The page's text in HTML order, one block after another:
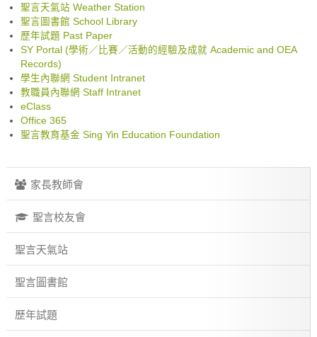
聖言天氣站 Weather Station
聖言圖書館 School Library
歷年試題 Past Paper
SY Portal (學術／比賽／活動的經驗及成就 Academic and OEA
Records)
學生內聯網 Student Intranet
教職員內聯網 Staff Intranet
eClass
Office 365
聖言教育基金 Sing Yin Education Foundation
家長教師會
聖言校友會
聖言天氣站
聖言圖書館
歷年試題